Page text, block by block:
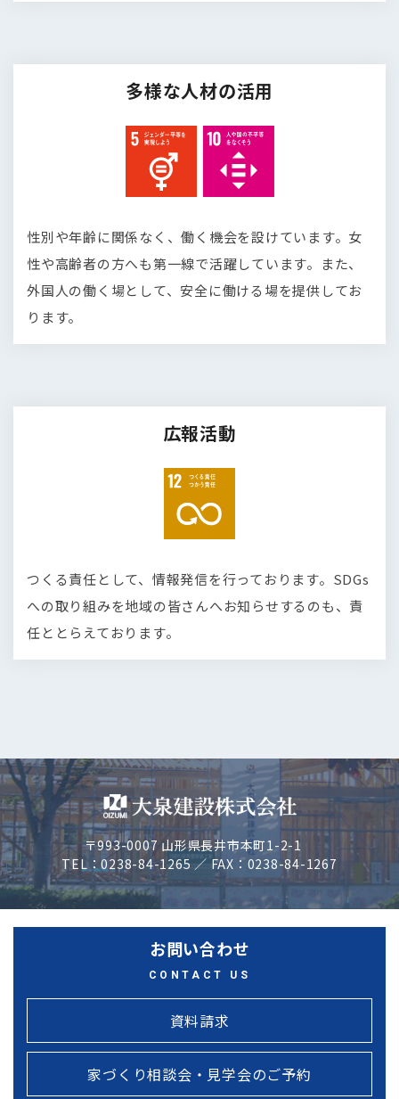
多様な人材の活用
性別や年齢に関係なく、働く機会を設けています。女
性や高齢者の方へも第一線で活躍しています。また、
外国人の働く場として、安全に働ける場を提供してお
ります。
広報活動
つくる責任として、情報発信を行っております。SDGs
への取り組みを地域の皆さんへお知らせするのも、責
任ととらえております。
〒993-0007 山形県長井市本町1-2-1
TEL：0238-84-1265 ／ FAX：0238-84-1267
お問い合わせ
CONTACT US
資料請求
家づくり相談会・見学会のご予約